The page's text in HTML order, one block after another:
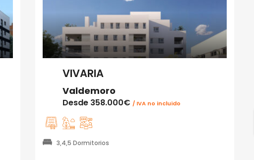
VIVARIA
Valdemoro
Desde 358.000€ / IVA no incluido
3,4,5 Dormitorios